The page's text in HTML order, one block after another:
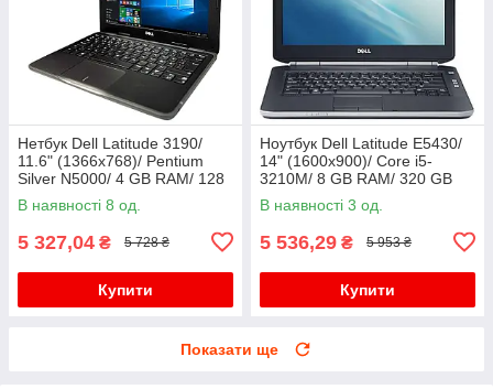
Нетбук Dell Latitude 3190/
11.6" (1366x768)/ Pentium
Silver N5000/ 4 GB RAM/ 128
GB SSD/ UHD 605
В наявності 8 од.
5 327,04 ₴ 5 728 ₴
Купити
Ноутбук Dell Latitude E5430/
14" (1600x900)/ Core i5-
3210M/ 8 GB RAM/ 320 GB
HDD/ HD 4000
В наявності 3 од.
5 536,29 ₴ 5 953 ₴
Купити
Показати ще